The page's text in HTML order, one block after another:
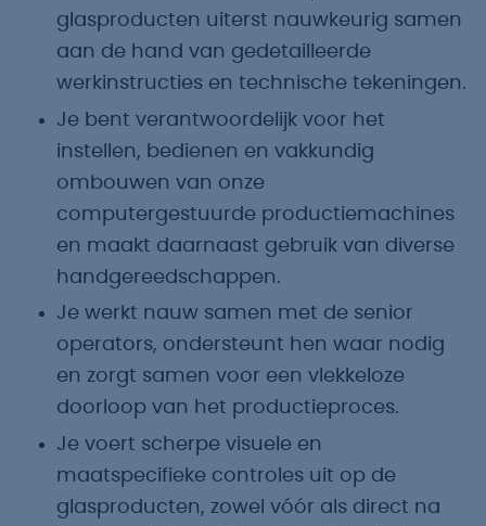
glasproducten uiterst nauwkeurig samen
aan de hand van gedetailleerde
werkinstructies en technische tekeningen.
Je bent verantwoordelijk voor het
instellen, bedienen en vakkundig
ombouwen van onze
computergestuurde productiemachines
en maakt daarnaast gebruik van diverse
handgereedschappen.
Je werkt nauw samen met de senior
operators, ondersteunt hen waar nodig
en zorgt samen voor een vlekkeloze
doorloop van het productieproces.
Je voert scherpe visuele en
maatspecifieke controles uit op de
glasproducten, zowel vóór als direct na